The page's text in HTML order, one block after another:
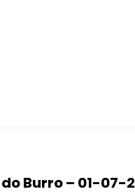
Burro – 01-07-